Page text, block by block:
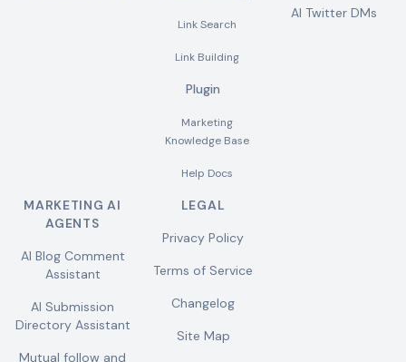
Link Search
Link Building
Plugin
Marketing
Knowledge Base
Help Docs
AI Twitter DMs
MARKETING AI
AGENTS
AI Blog Comment
Assistant
AI Submission
Directory Assistant
Mutual follow and
LEGAL
Privacy Policy
Terms of Service
Changelog
Site Map